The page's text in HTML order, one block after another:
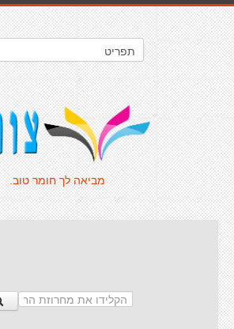
מביאה לך חומר טוב.